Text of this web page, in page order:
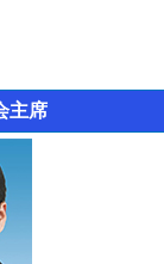
主席